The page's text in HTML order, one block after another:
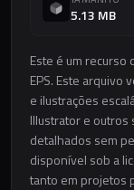
5.13 MB
Este é um
EPS. Este arquivo
e ilustrações
Illustrator e
detalhados sem
disponível sob a
tanto em projetos